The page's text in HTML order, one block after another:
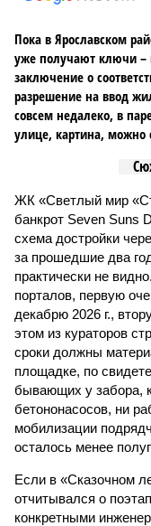
Пока в Ярославском
уже получают ключи –
заключение о
разрешение на ввод
совсем недалеко, в
улице, картина, можно
ЖК «Светлый мир
банкрот Seven Suns
схема достройки
за прошедшие два
практически не
порталов, первую
декабрю 2026 г.,
этом из кураторов
сроки должны
площадке, по
бывающих у забора,
бетононасосов, ни
мобилизации
осталось менее
Если в «Сказочном
отчитывался о
конкретными